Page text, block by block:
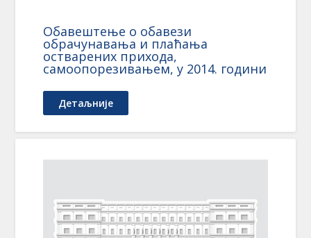
Обавештење о обавези
обрачунавања и плаћања
остварених прихода,
самоопорезивањем, у 2014. години
Детаљније